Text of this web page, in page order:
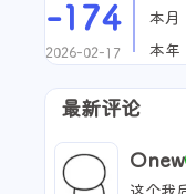
-174
2026-02-17
本月
本年
最新评论
Onew